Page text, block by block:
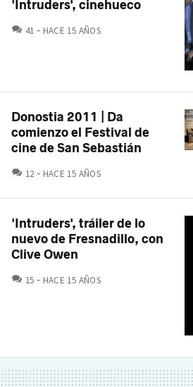
'Intruders', cinehueco
41 COMENTARIOS
HACE 15 AÑOS
Donostia 2011 | Da
comienzo el Festival de
cine de San Sebastián
12 COMENTARIOS
HACE 15 AÑOS
'Intruders', tráiler de lo
nuevo de Fresnadillo, con
Clive Owen
15 COMENTARIOS
HACE 15 AÑOS